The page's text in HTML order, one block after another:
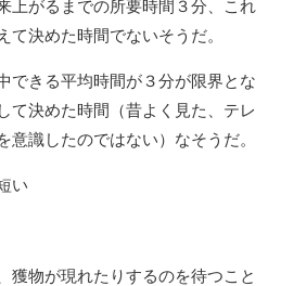
上がるまでの所要時間３分、これ
て決めた時間でないそうだ。
できる平均時間が３分が限界とな
て決めた時間（昔よく見た、テレ
意識したのではない）なそうだ。
い
獲物が現れたりするのを待つこと